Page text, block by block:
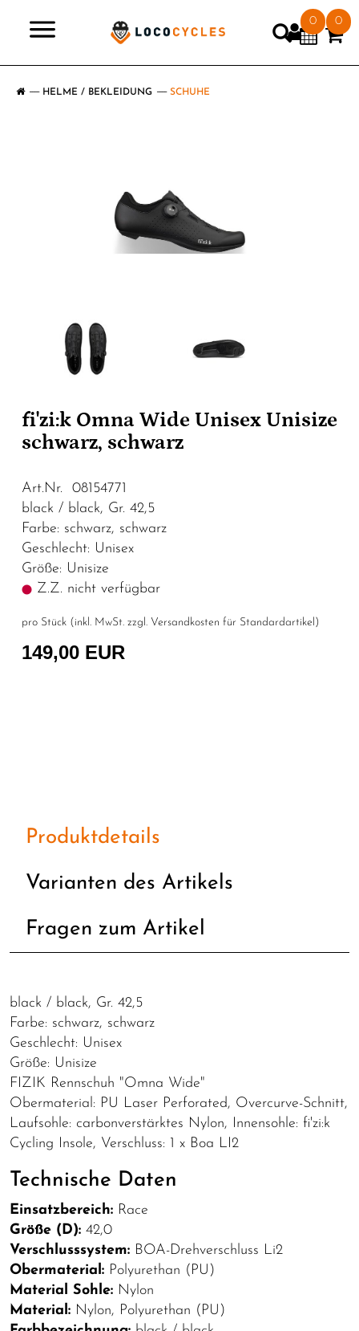
0 0
HELME / BEKLEIDUNG SCHUHE
fi'zi:k Omna Wide Unisex Unisize
schwarz, schwarz
Art.Nr. 08154771
black / black, Gr. 42,5
Farbe: schwarz, schwarz
Geschlecht: Unisex
Größe: Unisize
Z.Z. nicht verfügbar
pro Stück (inkl. MwSt. zzgl. Versandkosten für Standardartikel )
149,00 EUR
Produktdetails
Varianten des Artikels
Fragen zum Artikel
black / black, Gr. 42,5
Farbe: schwarz, schwarz
Geschlecht: Unisex
Größe: Unisize
FIZIK Rennschuh "Omna Wide"
Obermaterial: PU Laser Perforated, Overcurve-Schnitt,
Laufsohle: carbonverstärktes Nylon, Innensohle: fi'zi:k
Cycling Insole, Verschluss: 1 x Boa LI2
Technische Daten
Einsatzbereich: Race
Größe (D): 42,0
Verschlusssystem: BOA-Drehverschluss Li2
Obermaterial: Polyurethan (PU)
Material Sohle: Nylon
Material: Nylon, Polyurethan (PU)